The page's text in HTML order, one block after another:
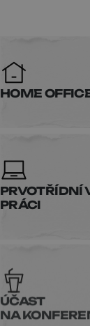
HOME
PRVOTŘÍDNÍ
PRÁCI
ÚČAST
NA